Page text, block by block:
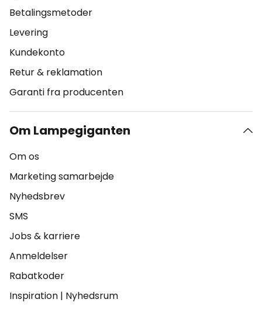
Betalingsmetoder
Levering
Kundekonto
Retur & reklamation
Garanti fra producenten
Om Lampegiganten
Om os
Marketing samarbejde
Nyhedsbrev
SMS
Jobs & karriere
Anmeldelser
Rabatkoder
Inspiration | Nyhedsrum